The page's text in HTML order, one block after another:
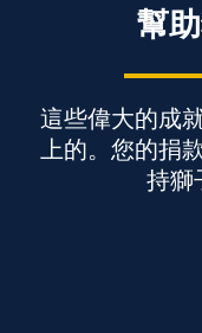
幫
這些偉大的成
上的。您的捐
持獅